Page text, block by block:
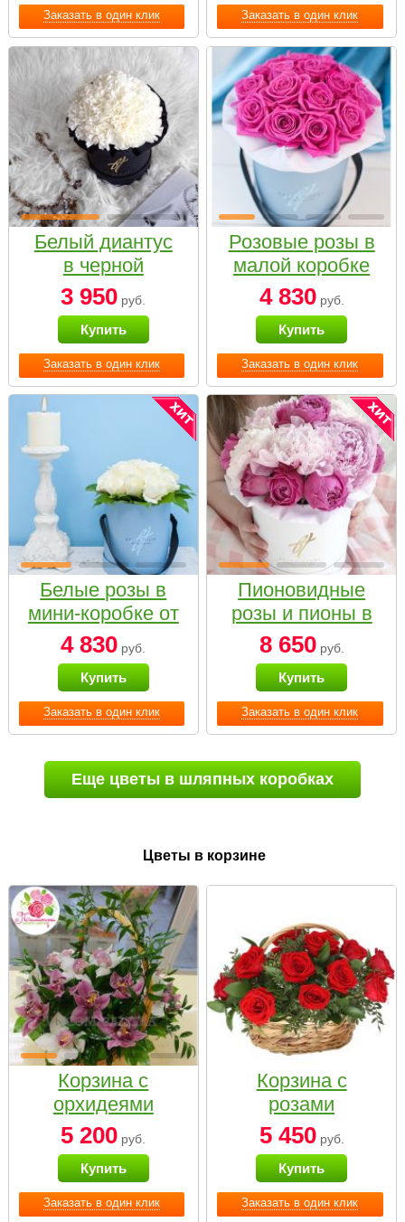
Заказать в один клик Заказать в один клик
Заказать в один клик
Белый диантус
в черной
коробке Small
3 950 руб.
Купить
Заказать в один клик
Розовые розы в
малой коробке
4 830руб.
Купить
Заказать в один клик
Белые розы в
мини-коробке от
Bella Fiori
4 830 руб.
Купить
Заказать в один клик
Пионовидные
розы и пионы в
белой коробке
Small
8 650руб.
Купить
Еще цветы в шляпных коробках
Цветы в корзине
Заказать в один клик
Корзина с
орхидеями
малая
5 200 руб.
Купить
Заказать в один клик
Корзина с
розами
«Красный
Париж»
5 450руб.
Купить